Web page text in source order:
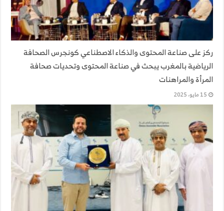
ركز على صناعة المحتوى والذكاء الاصطناعي كونجرس الصحافة
الرياضية بالمغرب يبحث في صناعة المحتوى وتحديات صحافة
المرأة والمراهنات
15 مايو، 2025